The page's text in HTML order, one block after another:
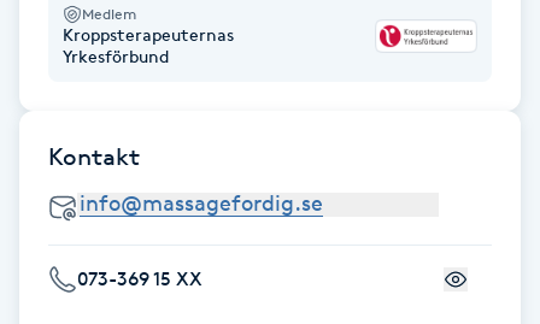
Fransförlängning Megavolym
Fransk manikyr
Fransrengöring
Frekvensterapi
Medlem
Kroppsterapeuternas
Yrkesförbund
Kontakt
073-369 15 XX